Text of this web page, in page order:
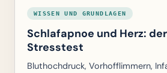
WISSEN UND GRUNDLAGEN
Schlafapnoe und Herz:
Stresstest
Bluthochdruck, Vorhofflimmern,